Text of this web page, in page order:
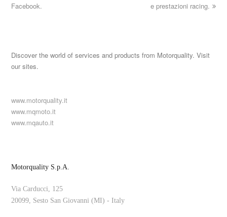
e prestazioni racing.
Facebook.
Discover the world of services and products from Motorquality. Visit
our sites.
www.motorquality.it
www.mqmoto.it
www.mqauto.it
Motorquality S.p.A.
Via Carducci, 125
20099, Sesto San Giovanni (MI) - Italy